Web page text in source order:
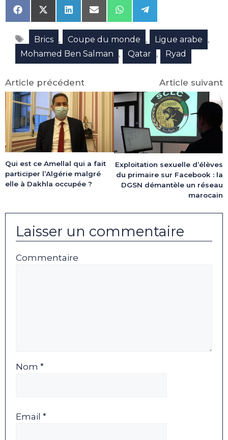
Share
on
Facebook
Share
on
X
(Twitter)
Share
on
LinkedIn
Share
on
Email
Share
on
WhatsApp
Share
on
Telegram
Étiquettes
Brics , Coupe du monde , Ligue arabe ,
Mohamed Ben Salman , Qatar , Ryad
Article précédent
Qui est ce Amellal qui a fait
participer l’Algérie malgré
elle à Dakhla occupée ?
Article suivant
Exploitation sexuelle d’élèves
du primaire sur Facebook : la
DGSN démantèle un réseau
marocain
Laisser un commentaire
Commentaire
Nom *
Email *